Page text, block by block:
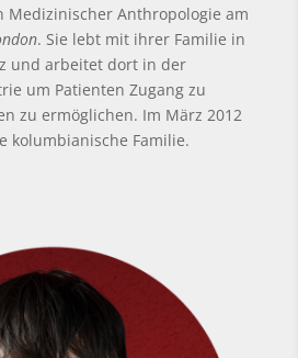
Medizinischer Anthropologie am
. Sie lebt mit ihrer Familie in
und arbeitet dort in der
um Patienten Zugang zu
zu ermöglichen. Im März 2012
kolumbianische Familie.